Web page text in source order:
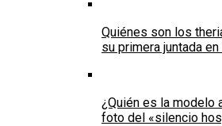
Quiénes son los
su primera juntada en
¿Quién es la modelo
foto del «silencio